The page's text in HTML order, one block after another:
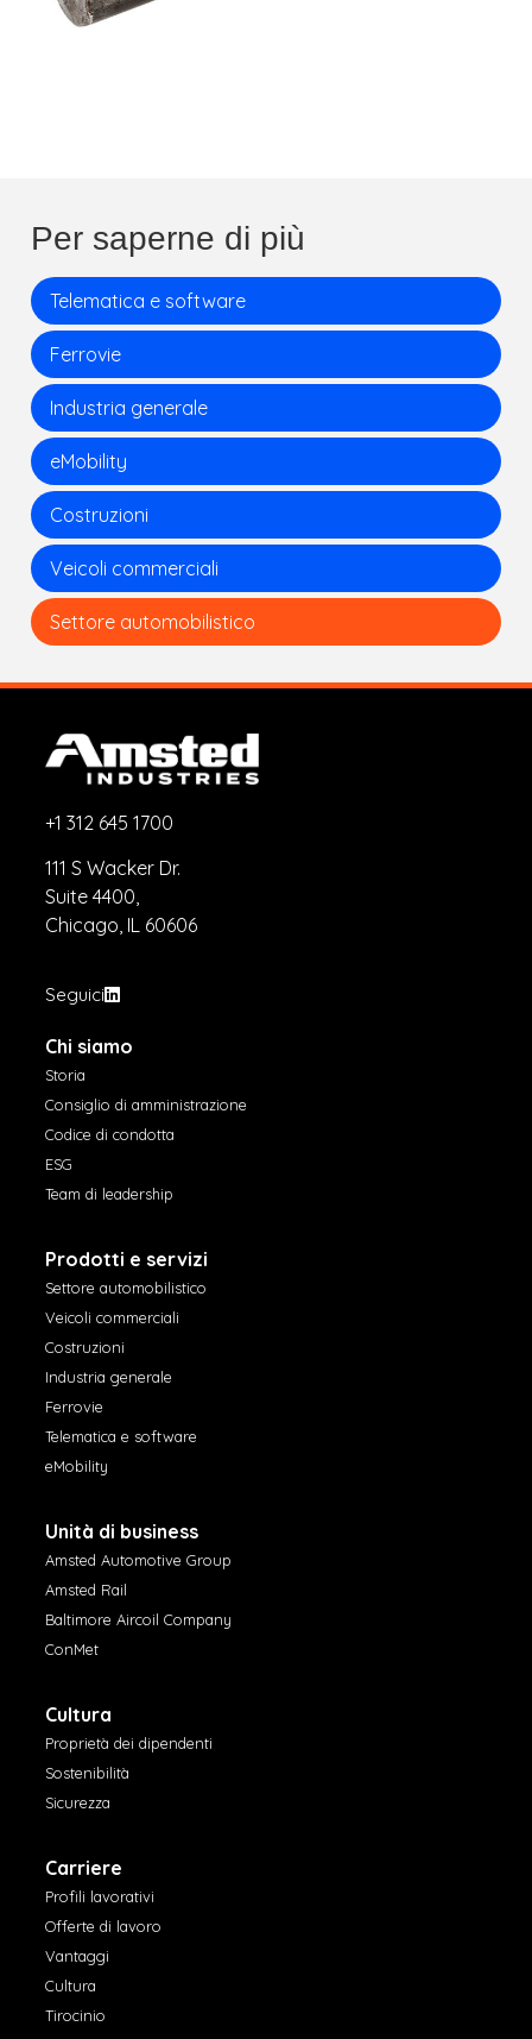
Per saperne di più
Telematica e software
Ferrovie
Industria generale
eMobility
Costruzioni
Veicoli commerciali
Settore automobilistico
+1 312 645 1700
111 S Wacker Dr.
Suite 4400,
Chicago, IL 60606
Seguici
Chi siamo
Storia
Consiglio di amministrazione
Codice di condotta
ESG
Team di leadership
Prodotti e servizi
Settore automobilistico
Veicoli commerciali
Costruzioni
Industria generale
Ferrovie
Telematica e software
eMobility
Unità di business
Amsted Automotive Group
Amsted Rail
Baltimore Aircoil Company
ConMet
Cultura
Proprietà dei dipendenti
Sostenibilità
Sicurezza
Carriere
Profili lavorativi
Offerte di lavoro
Vantaggi
Cultura
Tirocinio